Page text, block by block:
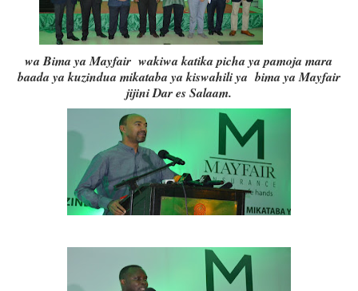
wa Bima ya Mayfair wakiwa katika picha ya pamoja mara
baada ya kuzindua mikataba ya kiswahili ya bima ya Mayfair
jijini Dar es Salaam.